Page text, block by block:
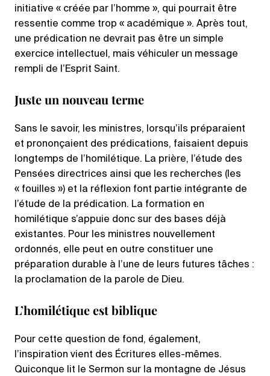
initiative « créée par l’homme », qui pourrait être
ressentie comme trop « académique ». Après tout,
une prédication ne devrait pas être un simple
exercice intellectuel, mais véhiculer un message
rempli de l’Esprit Saint.
Juste un nouveau terme
Sans le savoir, les ministres, lorsqu’ils préparaient
et prononçaient des prédications, faisaient depuis
longtemps de l’homilétique. La prière, l’étude des
Pensées directrices ainsi que les recherches (les
« fouilles ») et la réflexion font partie intégrante de
l’étude de la prédication. La formation en
homilétique s’appuie donc sur des bases déjà
existantes. Pour les ministres nouvellement
ordonnés, elle peut en outre constituer une
préparation durable à l’une de leurs futures tâches :
la proclamation de la parole de Dieu.
L’homilétique est biblique
Pour cette question de fond, également,
l’inspiration vient des Écritures elles-mêmes.
Quiconque lit le Sermon sur la montagne de Jésus